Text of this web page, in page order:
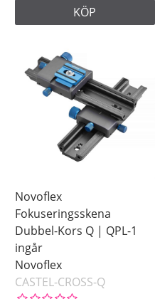
KÖP
Novoflex
Fokuseringsskena
Dubbel-Kors Q | QPL-1
ingår
Novoflex
CASTEL-CROSS-Q